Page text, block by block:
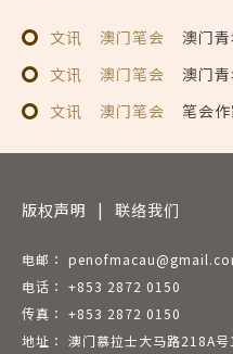
文讯 澳门笔会
澳门
文讯
澳门笔会
澳门
文讯
澳门笔会 笔会
版权声明 | 联络我们
电邮：
电话： +853 2872 0150
传真： +853 2872 0150
地址： 澳门慕拉士大马路218A